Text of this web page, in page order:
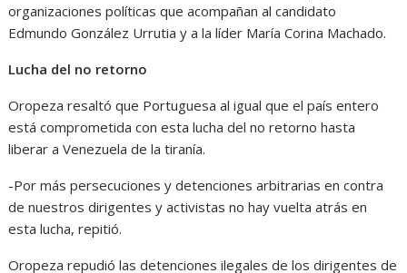
organizaciones políticas que acompañan al candidato
Edmundo González Urrutia y a la líder María Corina Machado.
Lucha del no retorno
Oropeza resaltó que Portuguesa al igual que el país entero
está comprometida con esta lucha del no retorno hasta
liberar a Venezuela de la tiranía.
-Por más persecuciones y detenciones arbitrarias en contra
de nuestros dirigentes y activistas no hay vuelta atrás en
esta lucha, repitió.
Oropeza repudió las detenciones ilegales de los dirigentes de